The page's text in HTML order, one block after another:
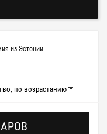
из Эстонии